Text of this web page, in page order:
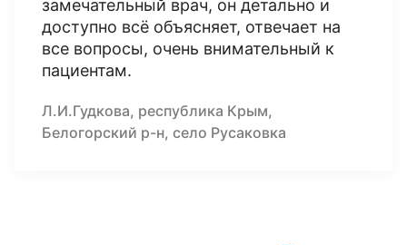
замечательный врач, он детально и
доступно всё объясняет, отвечает на
все вопросы, очень внимательный к
пациентам.
Л.И.Гудкова, республика Крым,
Белогорский р-н, село Русаковка